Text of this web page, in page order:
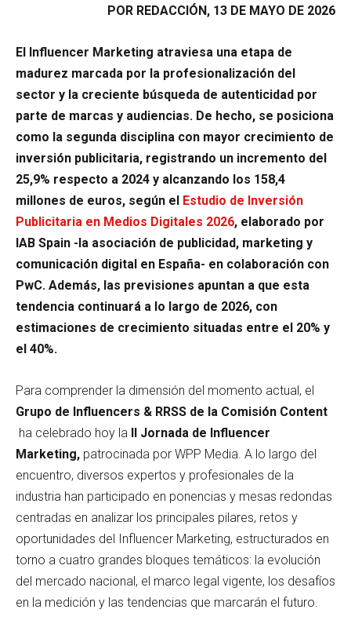
POR REDACCIÓN, 13 DE MAYO DE 2026
El Influencer Marketing atraviesa una etapa de
madurez marcada por la profesionalización del
sector y la creciente búsqueda de autenticidad por
parte de marcas y audiencias. De hecho, se posiciona
como la segunda disciplina con mayor crecimiento de
inversión publicitaria, registrando un incremento del
25,9% respecto a 2024 y alcanzando los 158,4
millones de euros, según el Estudio de Inversión
Publicitaria en Medios Digitales 2026, elaborado por
IAB Spain -la asociación de publicidad, marketing y
comunicación digital en España- en colaboración con
PwC. Además, las previsiones apuntan a que esta
tendencia continuará a lo largo de 2026, con
estimaciones de crecimiento situadas entre el 20% y
el 40%.
Para comprender la dimensión del momento actual, el
Grupo de Influencers & RRSS de la Comisión Content
ha celebrado hoy la II Jornada de Influencer
Marketing, patrocinada por WPP Media. A lo largo del
encuentro, diversos expertos y profesionales de la
industria han participado en ponencias y mesas redondas
centradas en analizar los principales pilares, retos y
oportunidades del Influencer Marketing, estructurados en
torno a cuatro grandes bloques temáticos: la evolución
del mercado nacional, el marco legal vigente, los desafíos
en la medición y las tendencias que marcarán el futuro.